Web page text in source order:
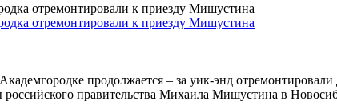
отремонтировали к приезду Мишустина
продолжается – за уик-энд
правительства Михаила Мишустина в